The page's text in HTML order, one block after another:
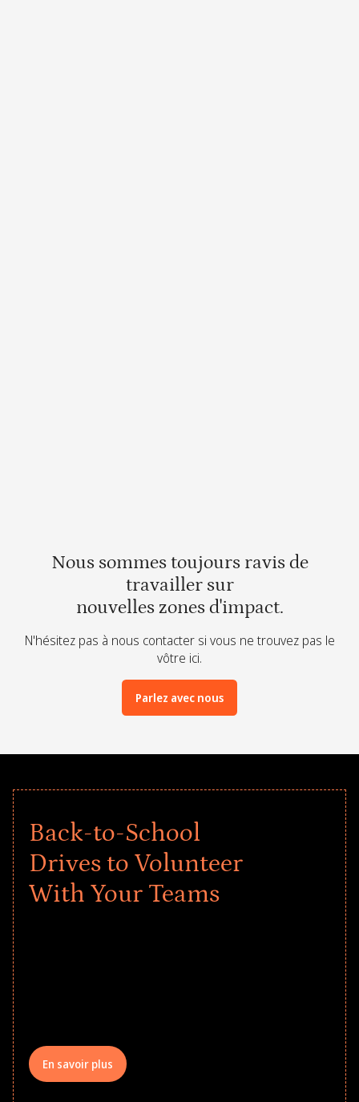
Nous sommes toujours ravis de
travailler sur
nouvelles zones d'impact.
N'hésitez pas à nous contacter si vous ne trouvez pas le
vôtre ici.
Parlez avec nous
Back-to-School
Drives to Volunteer
With Your Teams
En savoir plus